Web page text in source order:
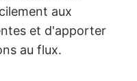
aux
et d'apporter
au flux.